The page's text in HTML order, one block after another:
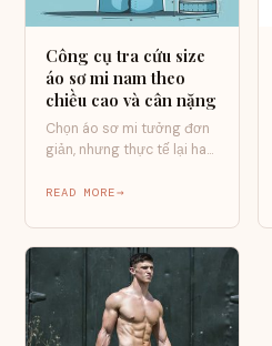
Công cụ tra cứu size
áo sơ mi nam theo
chiều cao và cân nặng
Chọn áo sơ mi tưởng đơn
giản, nhưng thực tế lại hay
READ MORE